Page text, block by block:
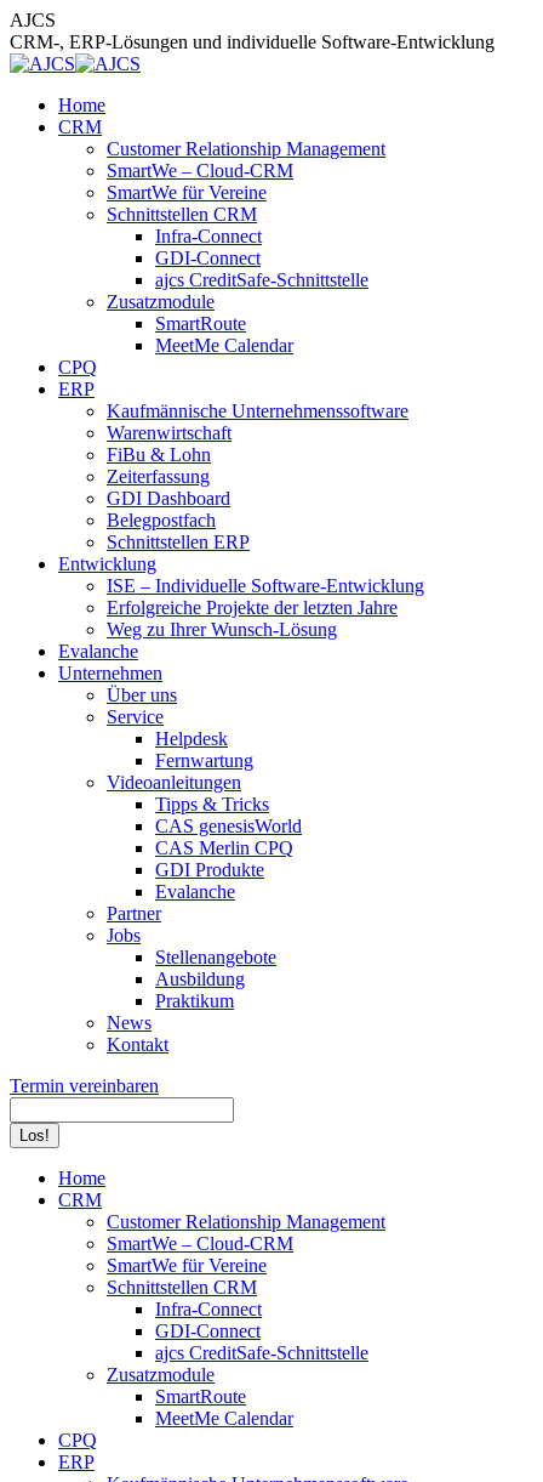
Zum
Inhalt
springen
AJCS
CRM-, ERP-Lösungen und individuelle Software-Entwicklung
Home
CRM
Customer Relationship Management
SmartWe – Cloud-CRM
SmartWe für Vereine
Schnittstellen CRM
Infra-Connect
GDI-Connect
ajcs CreditSafe-Schnittstelle
Zusatzmodule
SmartRoute
MeetMe Calendar
CPQ
ERP
Kaufmännische Unternehmenssoftware
Warenwirtschaft
FiBu & Lohn
Zeiterfassung
GDI Dashboard
Belegpostfach
Schnittstellen ERP
Entwicklung
ISE – Individuelle Software-Entwicklung
Erfolgreiche Projekte der letzten Jahre
Weg zu Ihrer Wunsch-Lösung
Evalanche
Unternehmen
Über uns
Service
Helpdesk
Fernwartung
Videoanleitungen
Tipps & Tricks
CAS genesisWorld
CAS Merlin CPQ
GDI Produkte
Evalanche
Partner
Jobs
Stellenangebote
Ausbildung
Praktikum
News
Kontakt
Termin vereinbaren
Home
CRM
Customer Relationship Management
SmartWe – Cloud-CRM
SmartWe für Vereine
Schnittstellen CRM
Infra-Connect
GDI-Connect
ajcs CreditSafe-Schnittstelle
Zusatzmodule
SmartRoute
MeetMe Calendar
CPQ
ERP